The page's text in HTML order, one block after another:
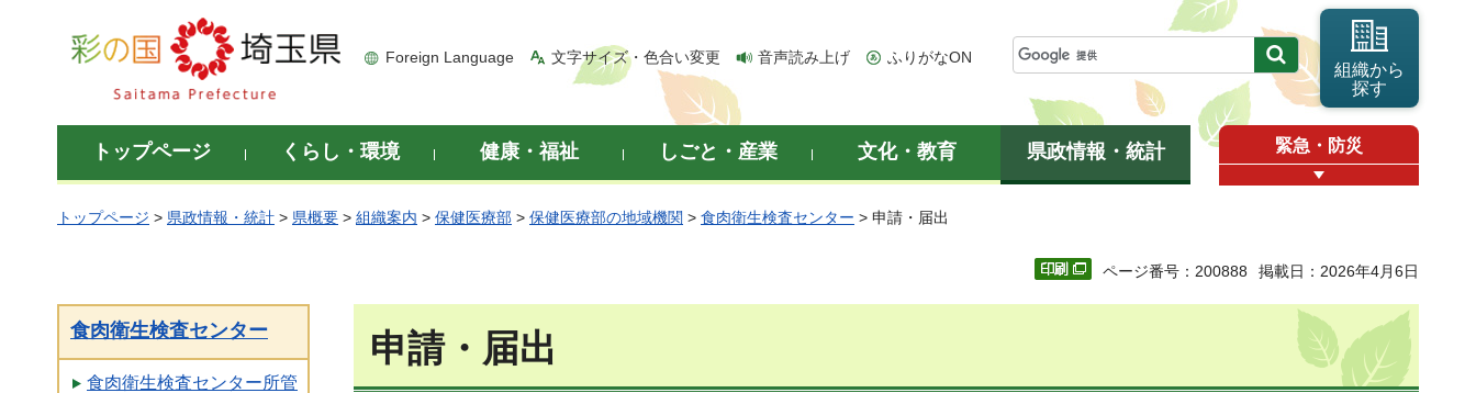
彩の国 埼玉県
Foreign Language 文字サイズ・色合い変更 音声読み上げ ふりがなON
組織から
探す
トップページ くらし・環境 健康・福祉 しごと・産業 文化・教育 県政情報・統計 緊急・防災
トップページ > 県政情報・統計 > 県概要 > 組織案内 > 保健医療部 > 保健医療部の地域機関 > 食肉衛生検査センター > 申請・届出
ページ番号：200888 掲載日：2026年4月6日
食肉衛生検査センター
食肉衛生検査センター所管
申請・届出